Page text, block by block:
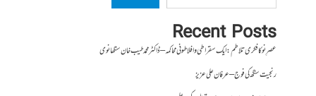
Recent Posts
عصرِ نو کا فکری تلاطم: ایک سقراطی و افلاطونی محاکمہ – ڈاکٹر محمد طیب خان سنگھانوی
رنجیت سنگھ کی فوج – عرفان علی عزیز